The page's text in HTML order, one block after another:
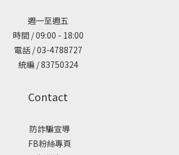
週一至週五
時間 / 09:00 - 18:00
電話 / 03-4788727
統編 / 83750324
Contact
防詐騙宣導
FB粉絲專頁